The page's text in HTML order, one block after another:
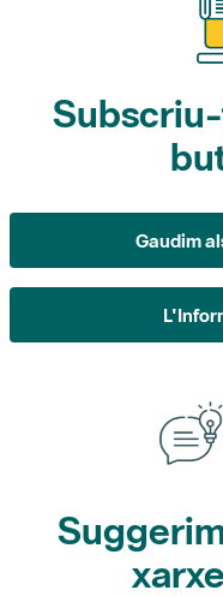
Gaudim